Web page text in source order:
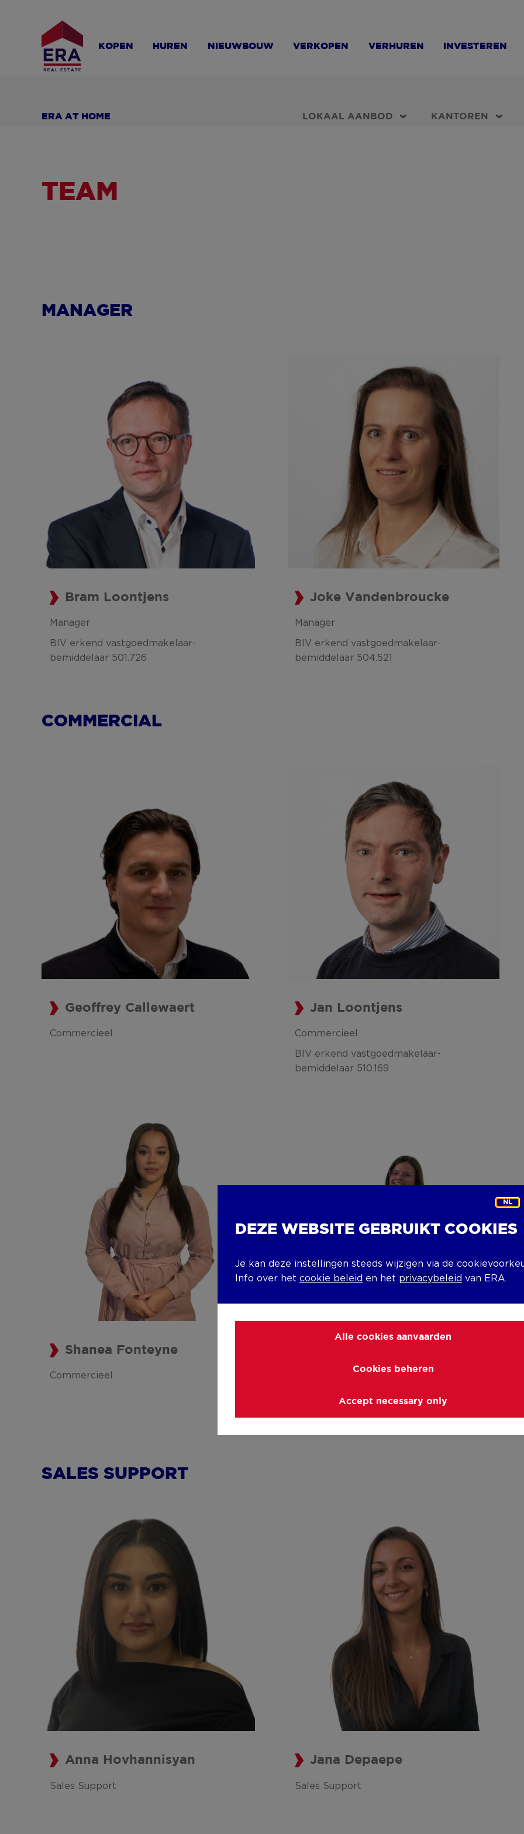
KOPEN HUREN NIEUWBOUW VERKOPEN VERHUREN INVESTEREN
ERA AT HOME LOKAAL AANBOD KANTOREN
TEAM
MANAGER
Bram Loontjens
Manager
BIV erkend vastgoedmakelaar-
bemiddelaar 501.726
Joke Vandenbroucke
Manager
BIV erkend vastgoedmakelaar-
bemiddelaar 504.521
COMMERCIAL
Geoffrey Callewaert
Commercieel
Jan Loontjens
Commercieel
BIV erkend vastgoedmakelaar-
bemiddelaar 510.169
Shanea Fonteyne
Commercieel
BIV erkend vastgoedmakelaar-
SALES SUPPORT
Anna Hovhannisyan
Sales Support
Jana Depaepe
Sales Support
NL
DEZE WEBSITE GEBRUIKT COOKIES
Je kan deze instellingen steeds wijzigen via de
Info over het cookie beleid en het privacybeleid van ERA.
Alle cookies aanvaarden
Cookies beheren
Accept necessary only